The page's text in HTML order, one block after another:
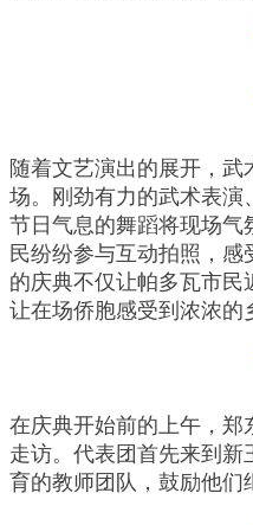
随着文艺演出的展开，
场。刚劲有力的武术表演
节日气息的舞蹈将现场气
民纷纷参与互动拍照，
的庆典不仅让帕多瓦市
让在场侨胞感受到浓浓的
在庆典开始前的上午，郑
走访。代表团首先来到
育的教师团队，鼓励他们